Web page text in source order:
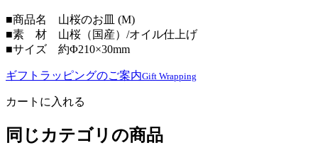
■商品名 山桜のお皿 (M)
■素 材 山桜（国産）/オイル仕上げ
■サイズ 約Φ210×30mm
ギフトラッピングのご案内Gift Wrapping
カートに入れる
同じカテゴリの商品